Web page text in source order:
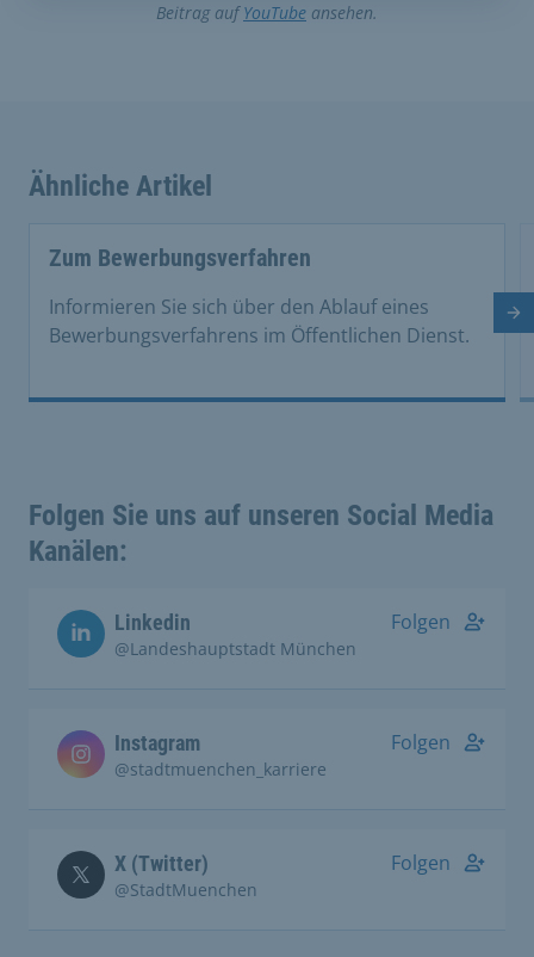
Beitrag aufYouTube ansehen.
Ähnliche Artikel
Zum Bewerbungsverfahren
Informieren Sie sich über den Ablauf eines
Bewerbungsverfahrens im Öffentlichen Dienst.
Folgen Sie uns auf unseren Social Media
Kanälen:
Linkedin
@Landeshauptstadt München
Folgen
Instagram
@stadtmuenchen_karriere
Folgen
X (Twitter)
@StadtMuenchen
Folgen